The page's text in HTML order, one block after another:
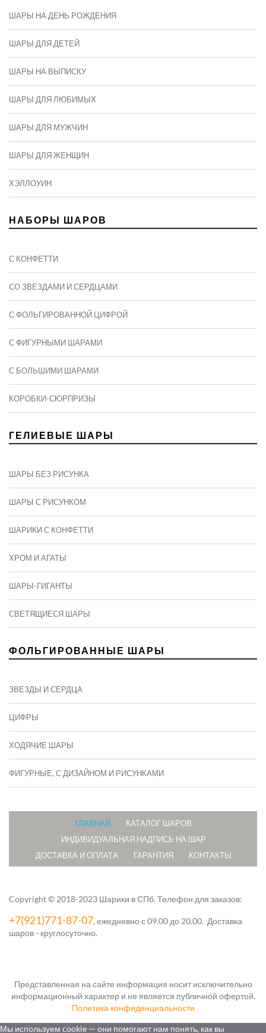
ШАРЫ НА ДЕНЬ РОЖДЕНИЯ
ШАРЫ ДЛЯ ДЕТЕЙ
ШАРЫ НА ВЫПИСКУ
ШАРЫ ДЛЯ ЛЮБИМЫХ
ШАРЫ ДЛЯ МУЖЧИН
ШАРЫ ДЛЯ ЖЕНЩИН
ХЭЛЛОУИН
НАБОРЫ ШАРОВ
С КОНФЕТТИ
СО ЗВЕЗДАМИ И СЕРДЦАМИ
С ФОЛЬГИРОВАННОЙ ЦИФРОЙ
С ФИГУРНЫМИ ШАРАМИ
C БОЛЬШИМИ ШАРАМИ
КОРОБКИ-СЮРПРИЗЫ
ГЕЛИЕВЫЕ ШАРЫ
ШАРЫ БЕЗ РИСУНКА
ШАРЫ С РИСУНКОМ
ШАРИКИ С КОНФЕТТИ
ХРОМ И АГАТЫ
ШАРЫ-ГИГАНТЫ
СВЕТЯЩИЕСЯ ШАРЫ
ФОЛЬГИРОВАННЫЕ ШАРЫ
ЗВЕЗДЫ И СЕРДЦА
ЦИФРЫ
ХОДЯЧИЕ ШАРЫ
ФИГУРНЫЕ, С ДИЗАЙНОМ И РИСУНКАМИ
ГЛАВНАЯ
КАТАЛОГ ШАРОВ
ИНДИВИДУАЛЬНАЯ НАДПИСЬ НА ШАР
ДОСТАВКА И ОПЛАТА
ГАРАНТИЯ КОНТАКТЫ
Copyright © 2018-2023 Шарики в СПб. Телефон для заказов:
+7(921)771-87-07, ежедневно с 09.00 до 20.00. Доставка
шаров - круглосуточно.
Представленная на сайте информация носит исключительно
информационный характер и не является публичной офертой.
Политика конфиденциальности
Мы используем cookie — они помогают нам понять, как вы